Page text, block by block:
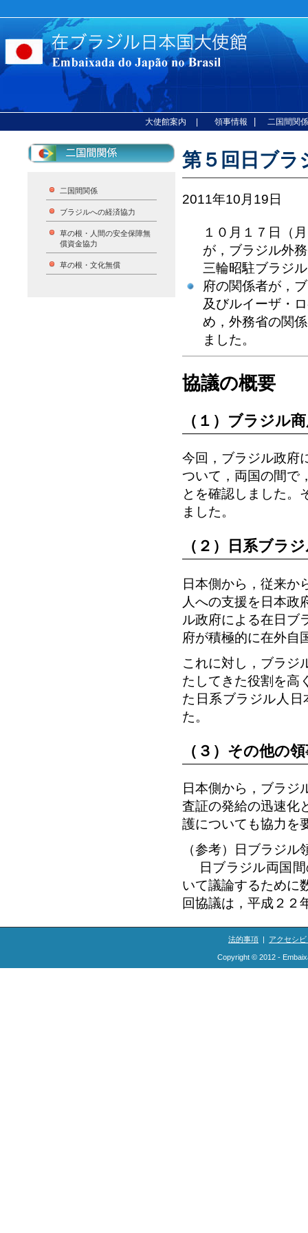
大使館案内 | 領事情報 二国間関係
二国間関係
ブラジルへの経済協力
草の根・人間の安全保障無
償資金協力
草の根・文化無償
第５回日ブラ
2011年10月19日
１０月１７日（
が，ブラジル外
三輪昭駐ブラジ
府の関係者が，
及びルイーザ・
め，外務省の関
ました。
協議の概要
（１）ブラジル
今回，ブラジル政府
ついて，両国の間で
とを確認しました。
ました。
（２）日系ブラ
日本側から，従来か
人への支援を日本政
ル政府による在日ブ
府が積極的に在外自
これに対し，ブラジ
たしてきた役割を高
た日系ブラジル人
た。
（３）その他の
日本側から，ブラジ
査証の発給の迅速化
護についても協力を
（参考）日ブラジル
日ブラジル両国間
いて議論するために
回協議は，平成２２
法的事項 アクセシ
Copyright © 2012 -